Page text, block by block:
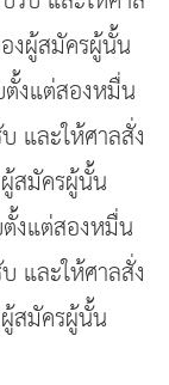
งผู้สมัครผู้นั้น
งแต่สองหมื่น
และให้ศาลสั่ง
สมัครผู้นั้น
งแต่สองหมื่น
และให้ศาลสั่ง
สมัครผู้นั้น